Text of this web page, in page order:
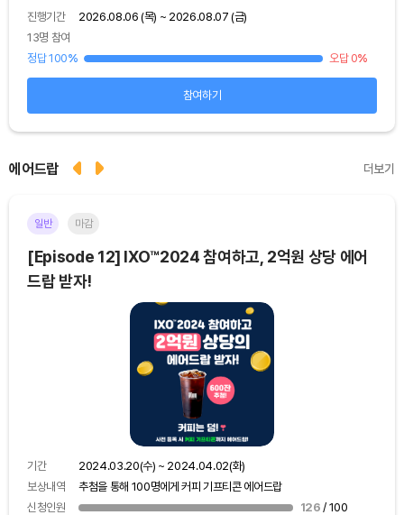
진행기간
2026.08.06 (목) ~ 2026.08.07 (금)
13명 참여
정답 100% 오답 0%
참여하기
에어드랍 더보기
일반 마감
[Episode 12] IXO™2024 참여하고, 2억원 상당 에어
드랍 받자!
기간
2024.03.20(수) ~ 2024.04.02(화)
보상내역
추첨을 통해 100명에게 커피 기프티콘 에어드랍
신청인원
126 / 100